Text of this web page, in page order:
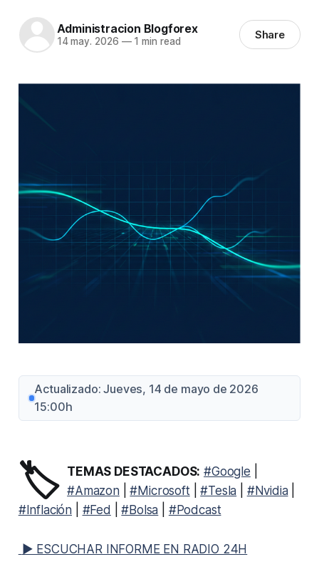
Administracion Blogforex
14 may. 2026 —1 min read Share
Actualizado: Jueves, 14 de mayo de 2026
15:00h
🏷️ TEMAS DESTACADOS: #Google
#Amazon|#Microsoft|#Tesla #Nvidia|
#Inflación
#Fed |#Bolsa #Podcast
▶ ESCUCHAR INFORME EN RADIO 24H